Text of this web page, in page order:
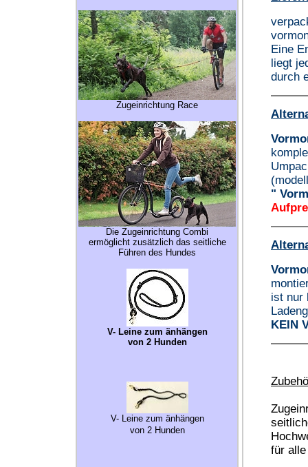
Zugeinrichtung Race
Die Zugeinrichtung Combi
ermöglicht zusätzlich das seitliche
Führen des Hundes
V- Leine zum änhängen
von 2 Hunden
V- Leine zum änhängen
von 2 Hunden
Eine
liegt
durch
"
ist nur
KEIN
für